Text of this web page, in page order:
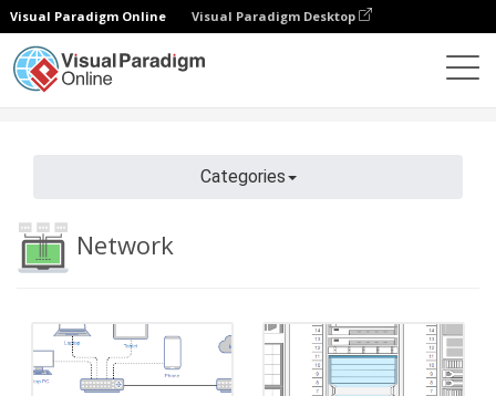
Visual Paradigm Online Visual Paradigm Desktop
Categories
Network